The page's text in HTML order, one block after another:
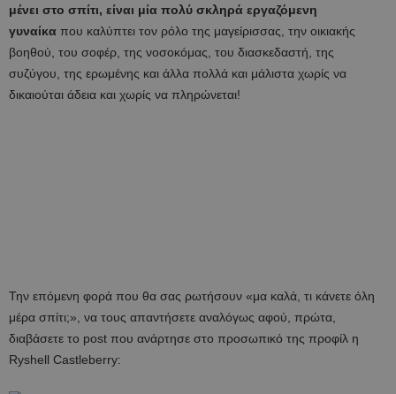
μένει στο σπίτι, είναι μία πολύ σκληρά εργαζόμενη
γυναίκα που καλύπτει τον ρόλο της μαγείρισσας, την οικιακής
βοηθού, του σοφέρ, της νοσοκόμας, του διασκεδαστή, της
συζύγου, της ερωμένης και άλλα πολλά και μάλιστα χωρίς να
δικαιούται άδεια και χωρίς να πληρώνεται!
Την επόμενη φορά που θα σας ρωτήσουν «μα καλά, τι κάνετε όλη
μέρα σπίτι;», να τους απαντήσετε αναλόγως αφού, πρώτα,
διαβάσετε το post που ανάρτησε στο προσωπικό της προφίλ η
Ryshell Castleberry: